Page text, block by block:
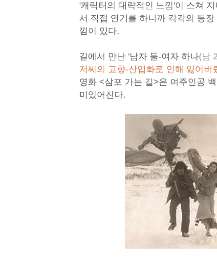
'캐릭터의 대략적인 느낌'이 스쳐
서 직접 연기를 하니까 각각의 등
낌이 있다.
길에서 만난 '남자 둘-여자 하나(남
저씨의 고향-산업화로 인해 잃어버
영화 <삼포 가는 길>은 여주인공
미있어진다.